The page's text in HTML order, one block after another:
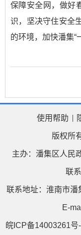
保障安全网，做好
识，坚决守住安全
的环境，加快潘集“
使用帮助
版权所
主办：潘集区人民
联
联系地址：淮南市潘
E-
皖ICP备14003261号